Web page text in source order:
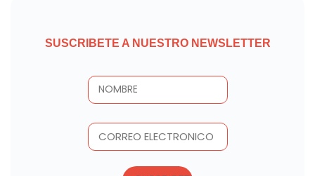
SUSCRIBETE A NUESTRO NEWSLETTER